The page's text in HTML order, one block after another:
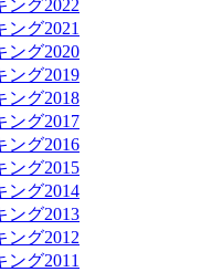
ング2022
ング2021
ング2020
ング2019
ング2018
ング2017
ング2016
ング2015
ング2014
ング2013
ング2012
ング2011